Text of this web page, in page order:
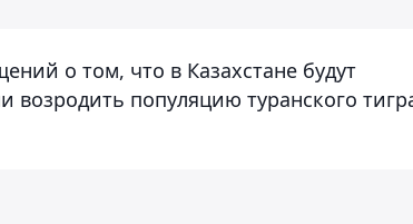
о том, что в Казахстане будут
возродить популяцию туранского